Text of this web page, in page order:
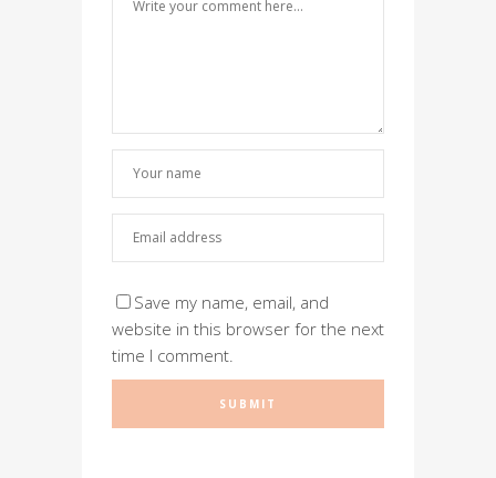
Save my name, email, and
website in this browser for the next
time I comment.